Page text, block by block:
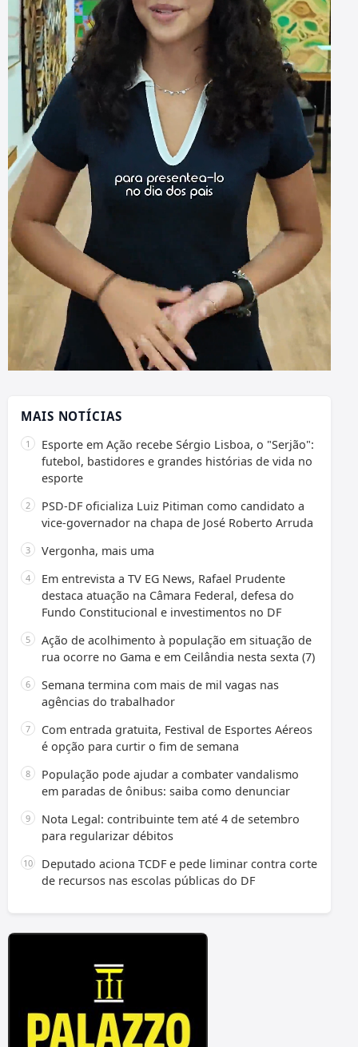
MAIS NOTÍCIAS
Esporte em Ação recebe Sérgio Lisboa, o "Serjão":
futebol, bastidores e grandes histórias de vida no
esporte
PSD-DF oficializa Luiz Pitiman como candidato a
vice-governador na chapa de José Roberto Arruda
Vergonha, mais uma
Em entrevista a TV EG News, Rafael Prudente
destaca atuação na Câmara Federal, defesa do
Fundo Constitucional e investimentos no DF
Ação de acolhimento à população em situação de
rua ocorre no Gama e em Ceilândia nesta sexta (7)
Semana termina com mais de mil vagas nas
agências do trabalhador
Com entrada gratuita, Festival de Esportes Aéreos
é opção para curtir o fim de semana
População pode ajudar a combater vandalismo
em paradas de ônibus: saiba como denunciar
Nota Legal: contribuinte tem até 4 de setembro
para regularizar débitos
Deputado aciona TCDF e pede liminar contra corte
de recursos nas escolas públicas do DF